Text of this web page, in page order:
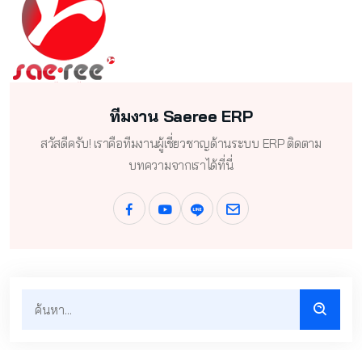
ทีมงาน Saeree ERP
สวัสดีครับ! เราคือทีมงานผู้เชี่ยวชาญด้านระบบ ERP ติดตาม
บทความจากเราได้ที่นี่